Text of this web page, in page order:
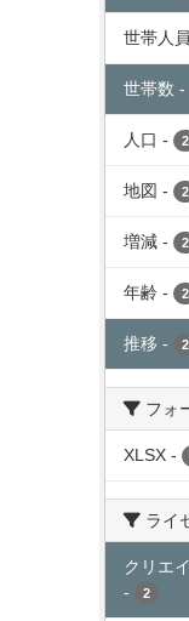
世帯人員
世帯数 -
人口 - 2
地図 - 2
増減 - 2
年齢 - 2
推移 - 2
フォ
XLSX -
ライ
クリエ
-
2